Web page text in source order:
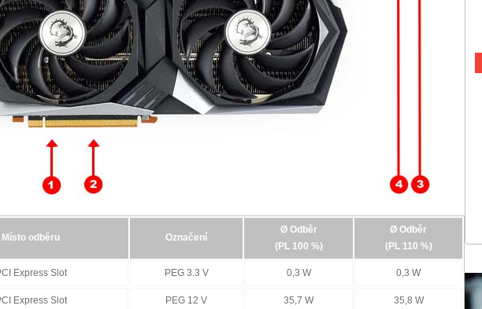
karet není až tak jednoduchou záležitostí, jak by se na první pohled mohlo zdát.
v tom, že grafické karty nejsou napájeny jen z jednoho jediného místa, ale hnedle z
Zatímco ty nejméně výkonné grafické karty si vystačí se základním napájením přes
(PEG - PCI Express Graphics), která přes dvě nezávislé větve 3.3V a 12V může dodat
75W (respektive 66 W na větvi PEG 12V), výkonnější grafické karty potřebují
více. Ty pak krom napájení přes PEG musejí využívat ještě další pomocné zdroje
1-3 napájecích konektorů PCIe 12V (6-pin / 8-pin / 12-pin). Znamená to tedy, že
karty musíme měřit minimálně na dvou a maximálně na pěti odběrných místech najednou
pomocnými napájecími konektory daná grafická karta disponuje. Jednotlivé větve
označení PEG 3.3V, PEG 12V, PCIe 12V (konektor 1-3).
odběrů (Peak)
Místo odběru Označení
Ø Odběr
(PL 100 %)
Ø Odběr
(PL 110 %)
Express Slot PEG 3.3 V 0,3 W 0,3 W
Express Slot PEG 12 V 35,7 W 35,8 W